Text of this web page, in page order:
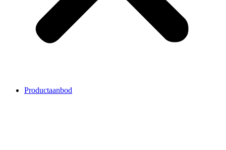
Productaanbod